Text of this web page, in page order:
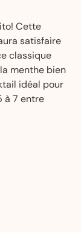
Cette
satisfaire
classique
menthe bien
idéal pour
à 7 entre